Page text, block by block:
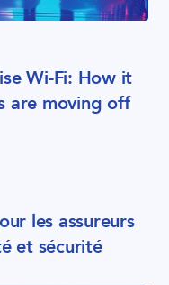
Wi-Fi: How it
are moving off
les assureurs
et sécurité